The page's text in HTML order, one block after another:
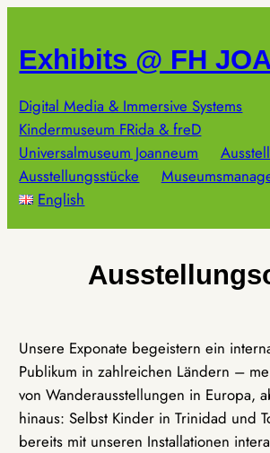
springen
Exhibits @ FH
Digital Media & Immersive Systems
Kindermuseum FRida & freD
Universalmuseum Joanneum
Ausstellungsstücke
English
Unsere Exponate begeistern ein
Publikum in zahlreichen Ländern –
von Wanderausstellungen in Europa,
hinaus: Selbst Kinder in Trinidad und
bereits mit unseren Installationen